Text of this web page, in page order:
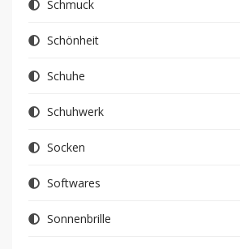
Schmuck
Schönheit
Schuhe
Schuhwerk
Socken
Softwares
Sonnenbrille